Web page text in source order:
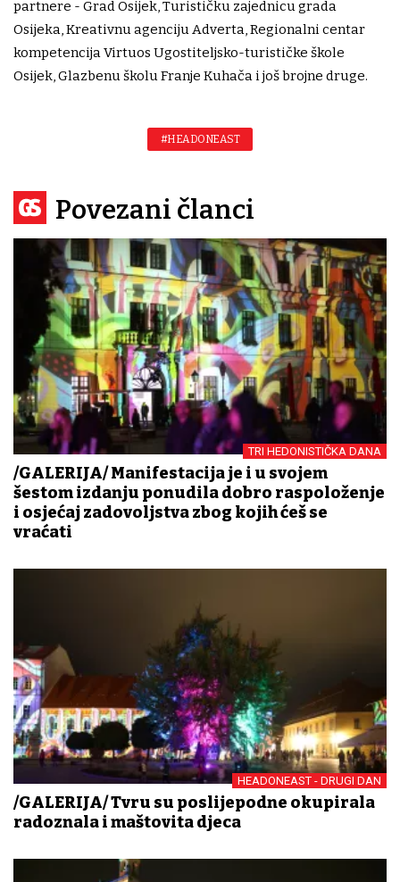
partnere - Grad Osijek, Turističku zajednicu grada
Osijeka, Kreativnu agenciju Adverta, Regionalni centar
kompetencija Virtuos Ugostiteljsko-turističke škole
Osijek, Glazbenu školu Franje Kuhača i još brojne druge.
#HEADONEAST
Povezani članci
TRI HEDONISTIČKA DANA
/GALERIJA/ Manifestacija je i u svojem
šestom izdanju ponudila dobro raspoloženje
i osjećaj zadovoljstva zbog kojih ćeš se
vraćati
HEADONEAST - DRUGI DAN
/GALERIJA/ Tvrđu su poslijepodne okupirala
radoznala i maštovita djeca